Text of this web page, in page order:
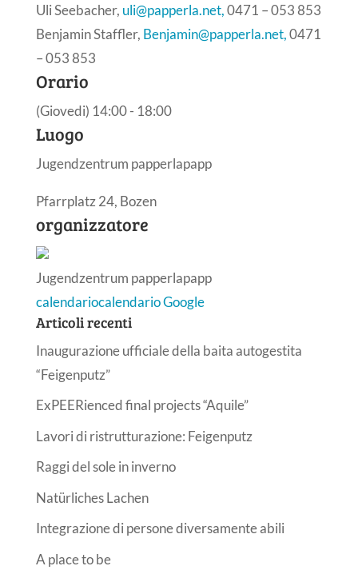
Uli Seebacher, uli@papperla.net,0471 – 053 853
Benjamin Staffler, Benjamin@papperla.net,0471
– 053 853
Orario
(Giovedi) 14:00 - 18:00
Luogo
Jugendzentrum papperlapapp
Pfarrplatz 24, Bozen
organizzatore
Jugendzentrum papperlapapp
calendariocalendario Google
Articoli recenti
Inaugurazione ufficiale della baita autogestita
“Feigenputz”
ExPEERienced final projects “Aquile”
Lavori di ristrutturazione: Feigenputz
Raggi del sole in inverno
Natürliches Lachen
Integrazione di persone diversamente abili
A place to be